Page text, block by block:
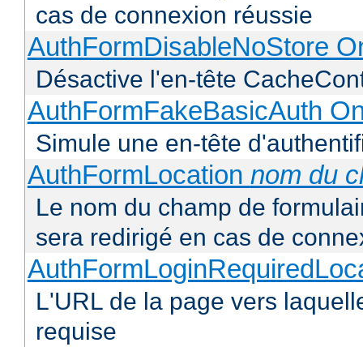
cas de connexion réussie
AuthFormDisableNoStore
Désactive l'en-tête
AuthFormFakeBasicAuth
Simule une en-tête
AuthFormLocation nom du
Le nom du champ de
sera redirigé en cas de
L'URL de la page vers
requise